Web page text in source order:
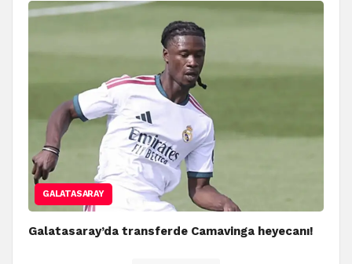
GALATASARAY
Galatasaray’da transferde Camavinga heyecanı!